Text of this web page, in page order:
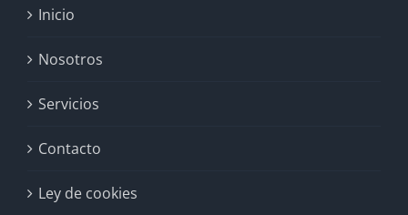
Inicio
Nosotros
Servicios
Contacto
Ley de cookies